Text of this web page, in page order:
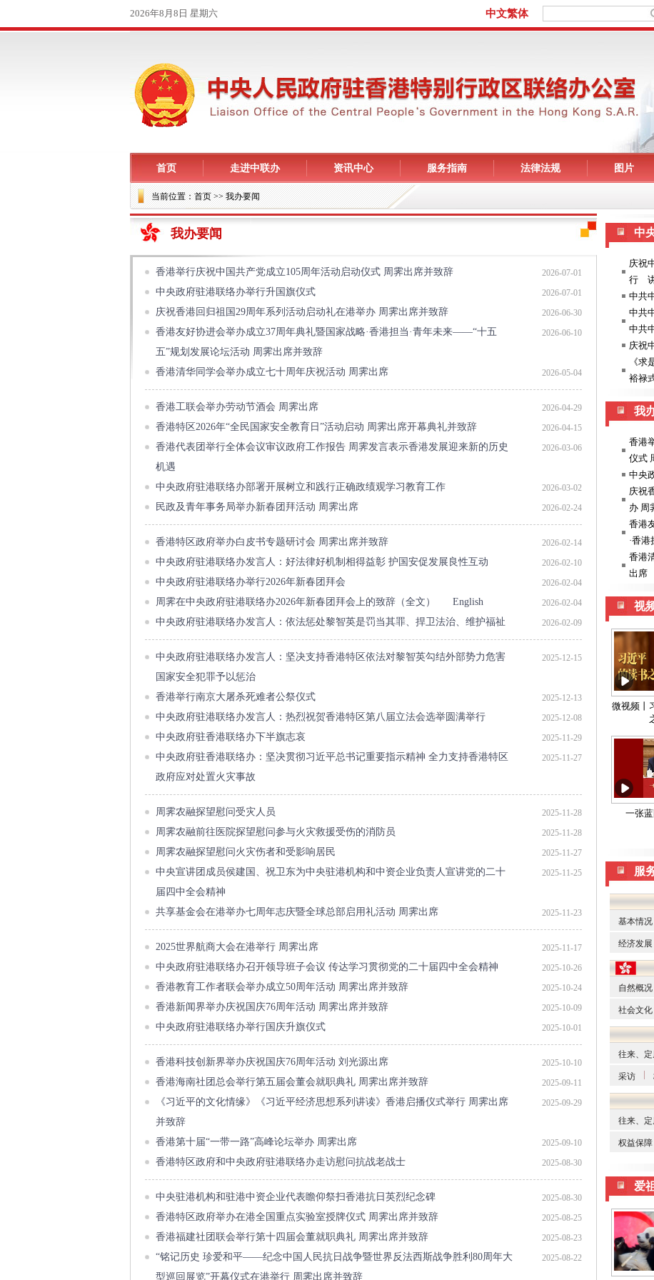
首页 走进中联办 资讯中心 服务指南 法律法规 图片
当前位置：首页>> 我办要闻
我办要闻
香港举行庆祝中国共产党成立105周年活动启动仪式 周霁出席并致辞 2026-07-01
中央政府驻港联络办举行升国旗仪式 2026-07-01
庆祝香港回归祖国29周年系列活动启动礼在港举办 周霁出席并致辞 2026-06-30
香港友好协进会举办成立37周年典礼暨国家战略·香港担当·青年未来——“十五
五”规划发展论坛活动 周霁出席并致辞
2026-06-10
香港清华同学会举办成立七十周年庆祝活动 周霁出席 2026-05-04
香港工联会举办劳动节酒会 周霁出席 2026-04-29
香港特区2026年“全民国家安全教育日”活动启动 周霁出席开幕典礼并致辞 2026-04-15
香港代表团举行全体会议审议政府工作报告 周霁发言表示香港发展迎来新的历史
机遇
2026-03-06
中央政府驻港联络办部署开展树立和践行正确政绩观学习教育工作 2026-03-02
民政及青年事务局举办新春团拜活动 周霁出席 2026-02-24
香港特区政府举办白皮书专题研讨会 周霁出席并致辞 2026-02-14
中央政府驻港联络办发言人：好法律好机制相得益彰 护国安促发展良性互动 2026-02-10
中央政府驻港联络办举行2026年新春团拜会 2026-02-04
周霁在中央政府驻港联络办2026年新春团拜会上的致辞（全文） English 2026-02-04
中央政府驻港联络办发言人：依法惩处黎智英是罚当其罪、捍卫法治、维护福祉 2026-02-09
中央政府驻港联络办发言人：坚决支持香港特区依法对黎智英勾结外部势力危害
国家安全犯罪予以惩治
2025-12-15
香港举行南京大屠杀死难者公祭仪式 2025-12-13
中央政府驻港联络办发言人：热烈祝贺香港特区第八届立法会选举圆满举行 2025-12-08
中央政府驻香港联络办下半旗志哀 2025-11-29
中央政府驻香港联络办：坚决贯彻习近平总书记重要指示精神 全力支持香港特区
政府应对处置火灾事故
2025-11-27
周霁农融探望慰问受灾人员 2025-11-28
周霁农融前往医院探望慰问参与火灾救援受伤的消防员 2025-11-28
周霁农融探望慰问火灾伤者和受影响居民 2025-11-27
中央宣讲团成员侯建国、祝卫东为中央驻港机构和中资企业负责人宣讲党的二十
届四中全会精神
2025-11-25
共享基金会在港举办七周年志庆暨全球总部启用礼活动 周霁出席 2025-11-23
2025世界航商大会在港举行 周霁出席 2025-11-17
中央政府驻港联络办召开领导班子会议 传达学习贯彻党的二十届四中全会精神 2025-10-26
香港教育工作者联会举办成立50周年活动 周霁出席并致辞 2025-10-24
香港新闻界举办庆祝国庆76周年活动 周霁出席并致辞 2025-10-09
中央政府驻港联络办举行国庆升旗仪式 2025-10-01
香港科技创新界举办庆祝国庆76周年活动 刘光源出席 2025-10-10
香港海南社团总会举行第五届会董会就职典礼 周霁出席并致辞 2025-09-11
《习近平的文化情缘》《习近平经济思想系列讲读》香港启播仪式举行 周霁出席
并致辞
2025-09-29
香港第十届“一带一路”高峰论坛举办 周霁出席 2025-09-10
香港特区政府和中央政府驻港联络办走访慰问抗战老战士 2025-08-30
中央驻港机构和驻港中资企业代表瞻仰祭扫香港抗日英烈纪念碑 2025-08-30
香港特区政府举办在港全国重点实验室授牌仪式 周霁出席并致辞 2025-08-25
香港福建社团联会举行第十四届会董就职典礼 周霁出席并致辞 2025-08-23
“铭记历史 珍爱和平——纪念中国人民抗日战争暨世界反法西斯战争胜利80周年大
型巡回展览”开幕仪式在港举行 周霁出席并致辞
2025-08-22